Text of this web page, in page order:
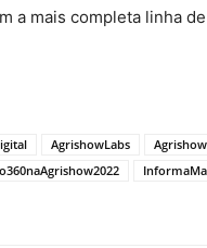
a mais completa linha
AgrishowLabs